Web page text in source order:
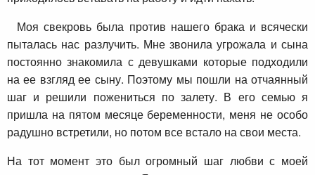
Моя свекровь была против нашего брака и всячески
пыталась нас разлучить. Мне звонила угрожала и сына
постоянно знакомила с девушками которые подходили
на ее взгляд ее сыну. Поэтому мы пошли на отчаянный
шаг и решили пожениться по залету. В его семью я
пришла на пятом месяце беременности, меня не особо
радушно встретили, но потом все встало на свои места.
На тот момент это был огромный шаг любви с моей